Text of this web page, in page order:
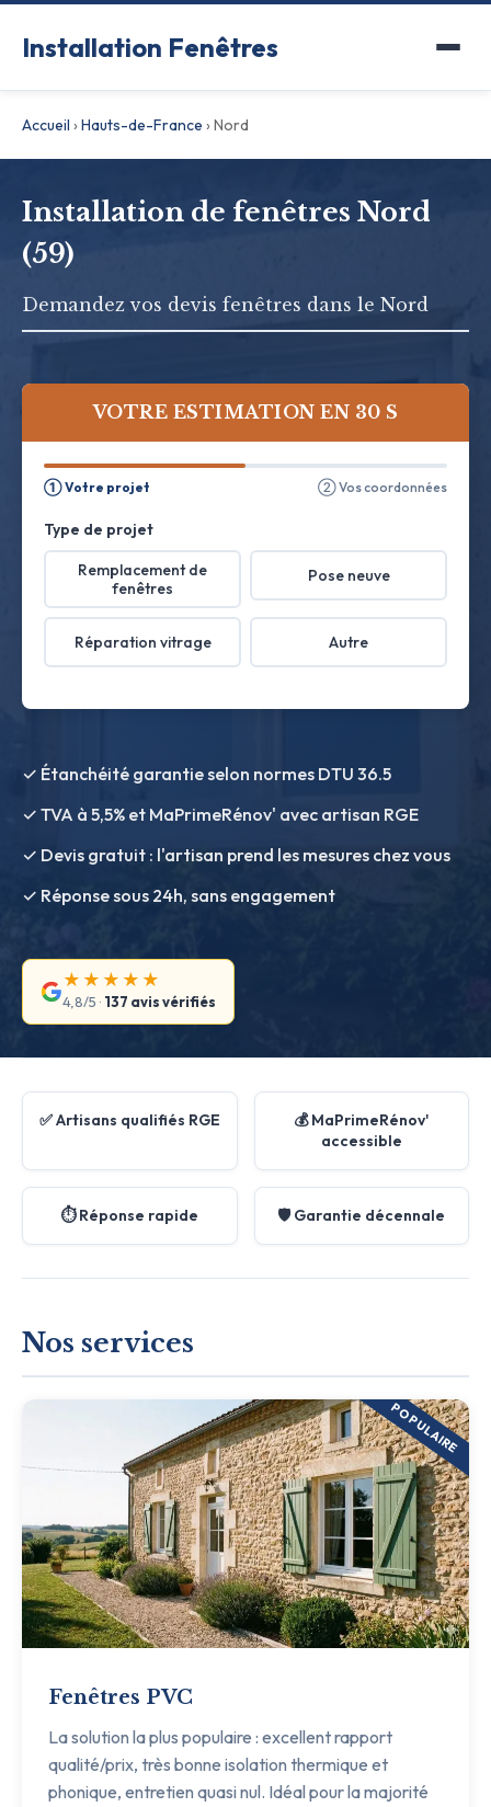
Installation Fenêtres
Accueil ›Hauts-de-France ›Nord
Installation de fenêtres Nord
(59)
Demandez vos devis fenêtres dans le Nord
VOTRE ESTIMATION EN 30 S
① Votre projet ② Vos coordonnées
Type de projet
Remplacement de
fenêtres
Pose neuve
Réparation vitrage Autre
✓ Étanchéité garantie selon normes DTU 36.5
✓ TVA à 5,5% et MaPrimeRénov' avec artisan RGE
✓ Devis gratuit : l'artisan prend les mesures chez vous
✓ Réponse sous 24h, sans engagement
★★★★★
4,8/5 · 137 avis vérifiés
✅ Artisans qualifiés RGE
💰 MaPrimeRénov'
accessible
⏱️ Réponse rapide 🛡️ Garantie décennale
Nos services
POPULAIRE
Fenêtres PVC
La solution la plus populaire : excellent rapport
qualité/prix, très bonne isolation thermique et
phonique, entretien quasi nul. Idéal pour la majorité